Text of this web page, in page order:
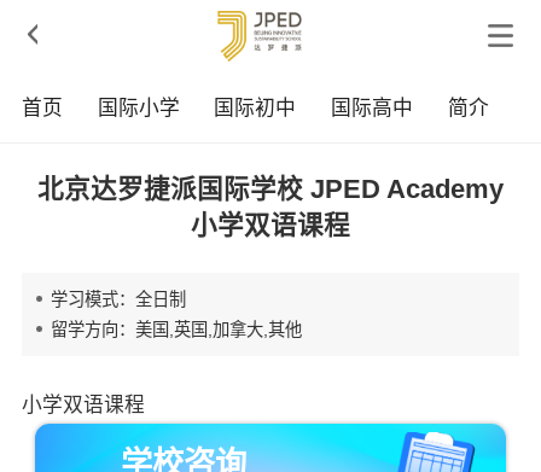

首页 国际小学 国际初中 国际高中 简介
北京达罗捷派国际学校 JPED Academy
小学双语课程
学习模式：全日制
留学方向：美国,英国,加拿大,其他
小学双语课程
学校咨询